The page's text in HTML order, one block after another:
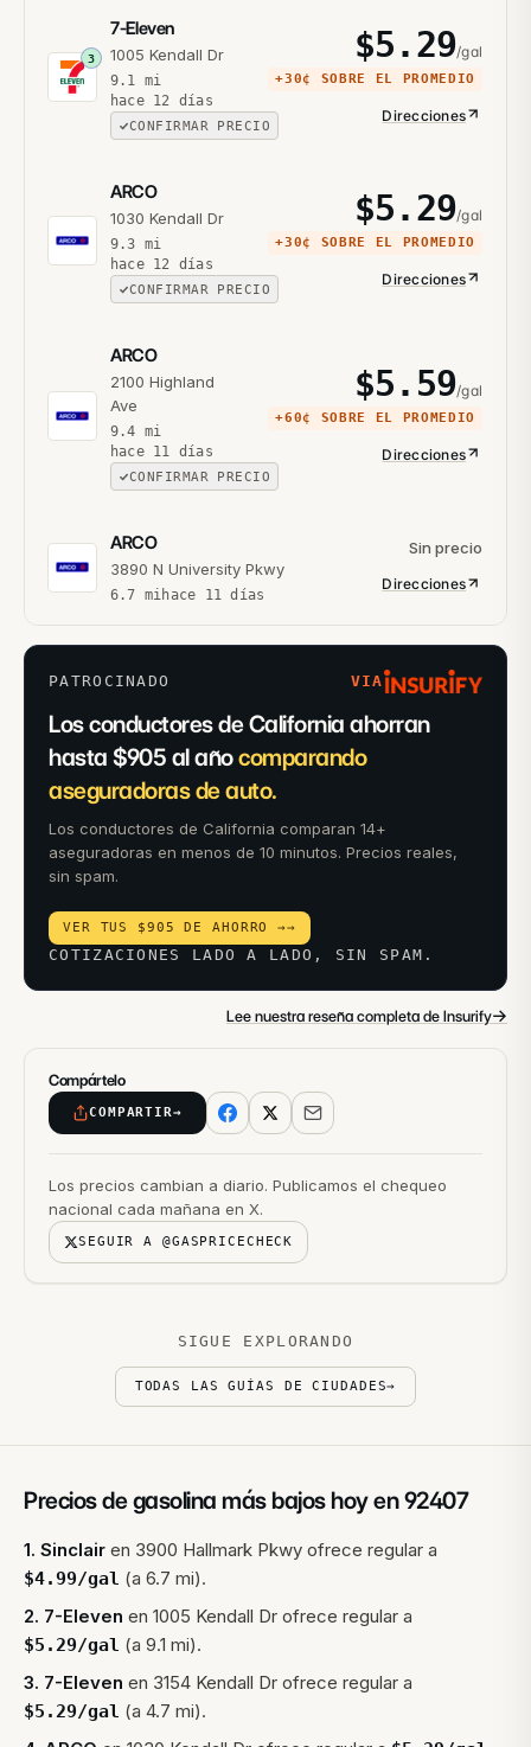
3
7-Eleven
1005 Kendall Dr
9.1 mi
hace 12 días
CONFIRMAR PRECIO
$5.29/gal
+30¢ SOBRE EL PROMEDIO
Direcciones
ARCO
1030 Kendall Dr
9.3 mi
hace 12 días
CONFIRMAR PRECIO
$5.29/gal
+30¢ SOBRE EL PROMEDIO
Direcciones
ARCO
2100 Highland
Ave
9.4 mi
hace 11 días
CONFIRMAR PRECIO
$5.59/gal
+60¢ SOBRE EL PROMEDIO
Direcciones
ARCO
3890 N University Pkwy
6.7 mihace 11 días
Sin precio
Direcciones
PATROCINADO VIA
Los conductores de California ahorran
hasta $905 al añocomparando
aseguradoras de auto.
Los conductores de California comparan 14+
aseguradoras en menos de 10 minutos. Precios reales,
sin spam.
VER TUS $905 DE AHORRO →→
COTIZACIONES LADO A LADO, SIN SPAM.
Lee nuestra reseña completa de Insurify→
Compártelo
COMPARTIR→
Los precios cambian a diario. Publicamos el chequeo
nacional cada mañana en X.
SEGUIR A @GASPRICECHECK
SIGUE EXPLORANDO
TODAS LAS GUÍAS DE CIUDADES→
Precios de gasolina más bajos hoy en92407
1. Sinclair en 3900 Hallmark Pkwy ofrece regular a
$4.99/gal (a 6.7 mi).
2. 7-Eleven en 1005 Kendall Dr ofrece regular a
$5.29/gal (a 9.1 mi).
3. 7-Eleven en 3154 Kendall Dr ofrece regular a
$5.29/gal (a 4.7 mi).